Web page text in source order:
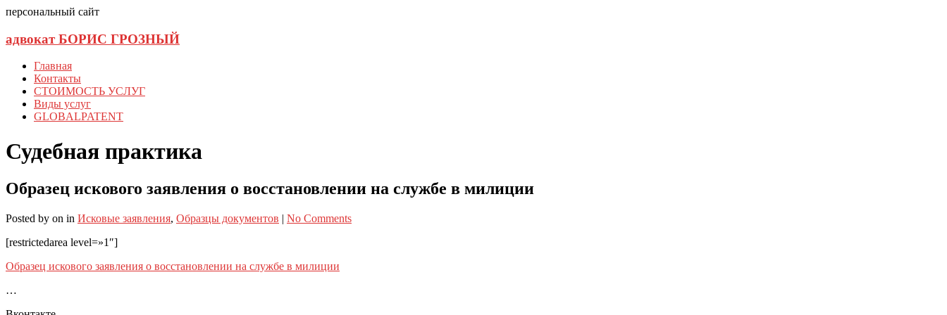
персональный сайт
адвокат БОРИС ГРОЗНЫЙ
Главная
Контакты
СТОИМОСТЬ УСЛУГ
Виды услуг
GLOBALPATENT
Судебная практика
Образец искового заявления о восстановлении на службе в милиции
Posted by on in Исковые заявления, Образцы документов | No Comments
[restrictedarea level=»1″]
Образец искового заявления о восстановлении на службе в милиции
…